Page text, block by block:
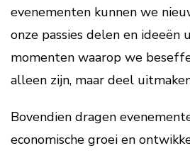
evenementen kunnen we
onze passies delen en ideeën
momenten waarop we
alleen zijn, maar deel
Bovendien dragen
economische groei en